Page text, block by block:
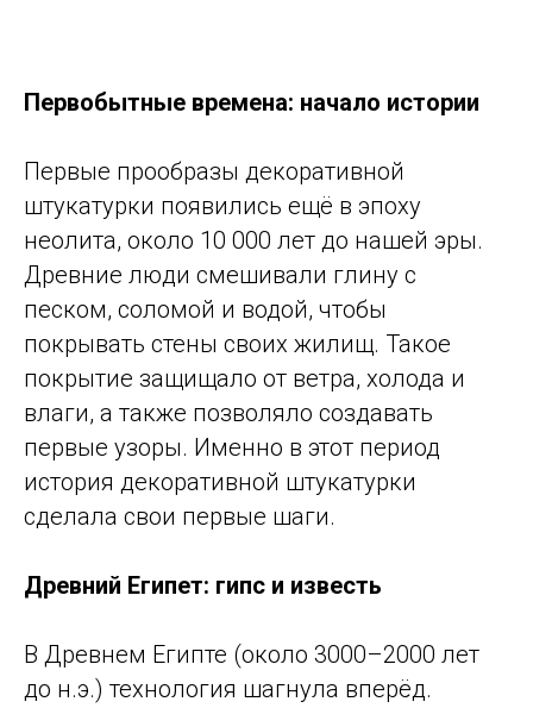
Первобытные времена: начало истории
Первые прообразы декоративной
штукатурки появились ещё в эпоху
неолита, около 10 000 лет до нашей эры.
Древние люди смешивали глину с
песком, соломой и водой, чтобы
покрывать стены своих жилищ. Такое
покрытие защищало от ветра, холода и
влаги, а также позволяло создавать
первые узоры. Именно в этот период
история декоративной штукатурки
сделала свои первые шаги.
Древний Египет: гипс и известь
В Древнем Египте (около 3000–2000 лет
до н.э.) технология шагнула вперёд.